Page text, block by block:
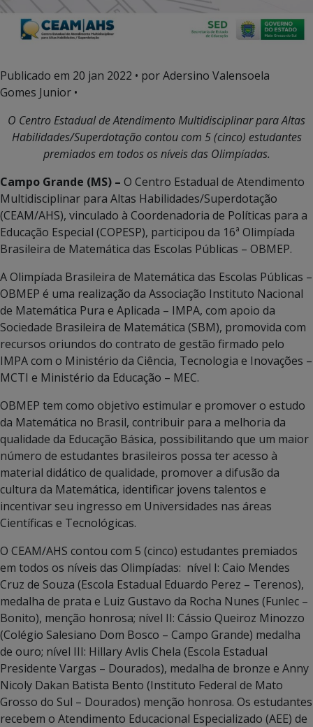
Publicado em 20 jan 2022 • por Adersino Valensoela
Gomes Junior •
O Centro Estadual de Atendimento Multidisciplinar para Altas
Habilidades/Superdotação contou com 5 (cinco) estudantes
premiados em todos os níveis das Olimpíadas.
Campo Grande (MS) – O Centro Estadual de Atendimento
Multidisciplinar para Altas Habilidades/Superdotação
(CEAM/AHS), vinculado à Coordenadoria de Políticas para a
Educação Especial (COPESP), participou da 16ª Olimpíada
Brasileira de Matemática das Escolas Públicas – OBMEP.
A Olimpíada Brasileira de Matemática das Escolas Públicas –
OBMEP é uma realização da Associação Instituto Nacional
de Matemática Pura e Aplicada – IMPA, com apoio da
Sociedade Brasileira de Matemática (SBM), promovida com
recursos oriundos do contrato de gestão firmado pelo
IMPA com o Ministério da Ciência, Tecnologia e Inovações –
MCTI e Ministério da Educação – MEC.
OBMEP tem como objetivo estimular e promover o estudo
da Matemática no Brasil, contribuir para a melhoria da
qualidade da Educação Básica, possibilitando que um maior
número de estudantes brasileiros possa ter acesso à
material didático de qualidade, promover a difusão da
cultura da Matemática, identificar jovens talentos e
incentivar seu ingresso em Universidades nas áreas
Científicas e Tecnológicas.
O CEAM/AHS contou com 5 (cinco) estudantes premiados
em todos os níveis das Olimpíadas: nível I: Caio Mendes
Cruz de Souza (Escola Estadual Eduardo Perez – Terenos),
medalha de prata e Luiz Gustavo da Rocha Nunes (Funlec –
Bonito), menção honrosa; nível II: Cássio Queiroz Minozzo
(Colégio Salesiano Dom Bosco – Campo Grande) medalha
de ouro; nível III: Hillary Avlis Chela (Escola Estadual
Presidente Vargas – Dourados), medalha de bronze e Anny
Nicoly Dakan Batista Bento (Instituto Federal de Mato
Grosso do Sul – Dourados) menção honrosa. Os estudantes
recebem o Atendimento Educacional Especializado (AEE) de